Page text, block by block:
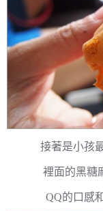
接著是小孩
裡面的黑糖
QQ的口感